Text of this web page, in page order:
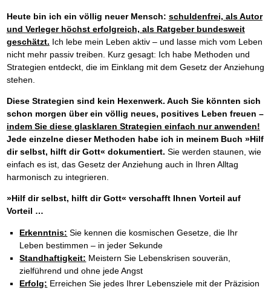
Heute bin ich ein völlig neuer Mensch: schuldenfrei, als Autor
und Verleger höchst erfolgreich, als Ratgeber bundesweit
geschätzt. Ich lebe mein Leben aktiv – und lasse mich vom Leben
nicht mehr passiv treiben. Kurz gesagt: Ich habe Methoden und
Strategien entdeckt, die im Einklang mit dem Gesetz der Anziehung
stehen.
Diese Strategien sind kein Hexenwerk. Auch Sie könnten sich
schon morgen über ein völlig neues, positives Leben freuen –
indem Sie diese glasklaren Strategien einfach nur anwenden!
Jede einzelne dieser Methoden habe ich in meinem Buch »Hilf
dir selbst, hilft dir Gott« dokumentiert. Sie werden staunen, wie
einfach es ist, das Gesetz der Anziehung auch in Ihren Alltag
harmonisch zu integrieren.
»Hilf dir selbst, hilft dir Gott« verschafft Ihnen Vorteil auf
Vorteil …
Erkenntnis: Sie kennen die kosmischen Gesetze, die Ihr
Leben bestimmen – in jeder Sekunde
Standhaftigkeit: Meistern Sie Lebenskrisen souverän,
zielführend und ohne jede Angst
Erfolg: Erreichen Sie jedes Ihrer Lebensziele mit der Präzision